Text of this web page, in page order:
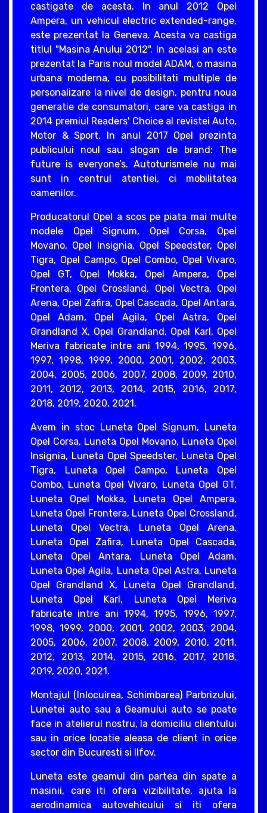
castigate de acesta. In anul 2012 Opel
Ampera, un vehicul electric extended-range,
este prezentat la Geneva. Acesta va castiga
titlul "Masina Anului 2012". In acelasi an este
prezentat la Paris noul model ADAM, o masina
urbana moderna, cu posibilitati multiple de
personalizare la nivel de design, pentru noua
generatie de consumatori, care va castiga in
2014 premiul Readers' Choice al revistei Auto,
Motor & Sport. In anul 2017 Opel prezinta
publicului noul sau slogan de brand: The
future is everyone’s. Autoturismele nu mai
sunt in centrul atentiei, ci mobilitatea
oamenilor.
Producatorul Opel a scos pe piata mai multe
modele Opel Signum, Opel Corsa, Opel
Movano, Opel Insignia, Opel Speedster, Opel
Tigra, Opel Campo, Opel Combo, Opel Vivaro,
Opel GT, Opel Mokka, Opel Ampera, Opel
Frontera, Opel Crossland, Opel Vectra, Opel
Arena, Opel Zafira, Opel Cascada, Opel Antara,
Opel Adam, Opel Agila, Opel Astra, Opel
Grandland X, Opel Grandland, Opel Karl, Opel
Meriva fabricate intre ani 1994, 1995, 1996,
1997, 1998, 1999, 2000, 2001, 2002, 2003,
2004, 2005, 2006, 2007, 2008, 2009, 2010,
2011, 2012, 2013, 2014, 2015, 2016, 2017,
2018, 2019, 2020, 2021.
Avem in stoc Luneta Opel Signum, Luneta
Opel Corsa, Luneta Opel Movano, Luneta Opel
Insignia, Luneta Opel Speedster, Luneta Opel
Tigra, Luneta Opel Campo, Luneta Opel
Combo, Luneta Opel Vivaro, Luneta Opel GT,
Luneta Opel Mokka, Luneta Opel Ampera,
Luneta Opel Frontera, Luneta Opel Crossland,
Luneta Opel Vectra, Luneta Opel Arena,
Luneta Opel Zafira, Luneta Opel Cascada,
Luneta Opel Antara, Luneta Opel Adam,
Luneta Opel Agila, Luneta Opel Astra, Luneta
Opel Grandland X, Luneta Opel Grandland,
Luneta Opel Karl, Luneta Opel Meriva
fabricate intre ani 1994, 1995, 1996, 1997,
1998, 1999, 2000, 2001, 2002, 2003, 2004,
2005, 2006, 2007, 2008, 2009, 2010, 2011,
2012, 2013, 2014, 2015, 2016, 2017, 2018,
2019, 2020, 2021.
Montajul (Inlocuirea, Schimbarea) Parbrizului,
Lunetei auto sau a Geamului auto se poate
face in atelierul nostru, la domiciliu clientului
sau in orice locatie aleasa de client in orice
sector din Bucuresti si Ilfov.
Luneta este geamul din partea din spate a
masinii, care iti ofera vizibilitate, ajuta la
aerodinamica autovehicului si iti ofera